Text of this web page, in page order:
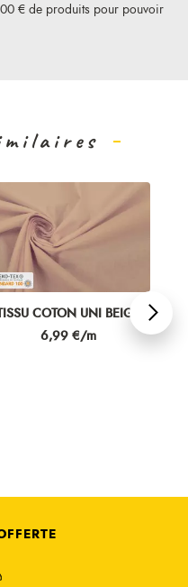
€ de produits pour pouvoir
COTON UNI BEIGE
Prix
6,99 €/m